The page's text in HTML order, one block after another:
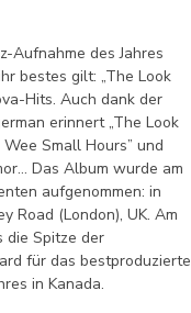
Aufnahme des Jahres
bestes gilt: „The Look
Hits. Auch dank der
erinnert „The Look
Small Hours” und
Das Album wurde am
aufgenommen: in
Road (London), UK. Am
die Spitze der
für das bestproduzierte
in Kanada.